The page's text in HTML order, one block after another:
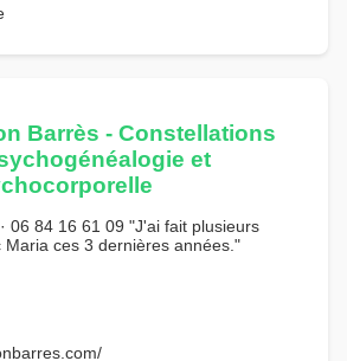
Barrès - Constellations
et
06 84 16 61 09 "J'ai fait plusieurs
Maria ces 3 dernières années."